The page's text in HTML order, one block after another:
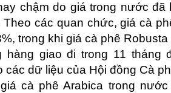
chậm do giá trong nước
các quan chức, giá cà
trong khi giá cà phê
hàng giao đi trong 11 tháng
các dữ liệu của Hội đồng Cà
cà phê Arabica trong